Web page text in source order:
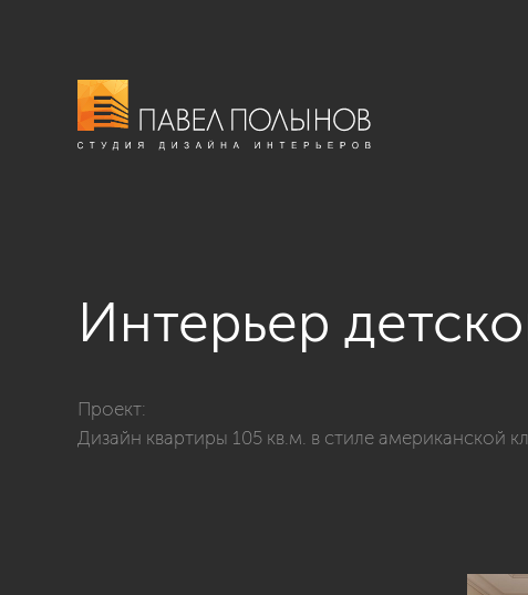
Интерьер
Проект:
Дизайн квартиры 105 кв.м. в стиле американской